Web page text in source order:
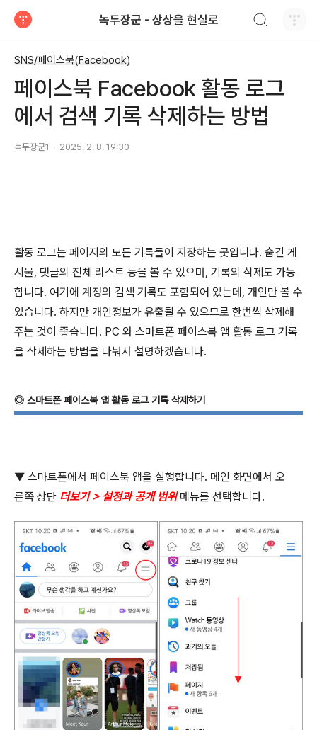
녹두장군 - 상상을 현실로
SNS/페이스북(Facebook)
페이스북 Facebook 활동 로그
에서 검색 기록 삭제하는 방법
녹두장군1 2025. 2. 8. 19:30
활동 로그는 페이지의 모든 기록들이 저장하는 곳입니다. 숨긴 게
시물, 댓글의 전체 리스트 등을 볼 수 있으며, 기록의 삭제도 가능
합니다. 여기에 계정의 검색 기록도 포함되어 있는데, 개인만 볼 수
있습니다. 하지만 개인정보가 유출될 수 있으므로 한번씩 삭제해
주는 것이 좋습니다. PC 와 스마트폰 페이스북 앱 활동 로그 기록
을 삭제하는 방법을 나눠서 설명하겠습니다.
◎ 스마트폰 페이스북 앱 활동 로그 기록 삭제하기
▼ 스마트폰에서 페이스북 앱을 실행합니다. 메인 화면에서 오
른쪽 상단 더보기> 설정과 공개 범위 메뉴를 선택합니다.